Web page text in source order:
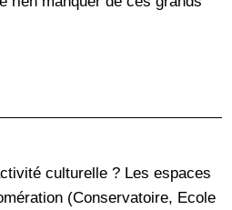
culturelle ? Les espaces
(Conservatoire, Ecole